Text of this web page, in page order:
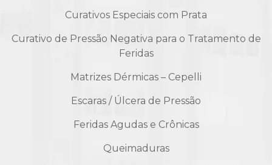
Curativos Especiais com Prata
Curativo de Pressão Negativa para o Tratamento de
Feridas
Matrizes Dérmicas – Cepelli
Escaras / Úlcera de Pressão
Feridas Agudas e Crônicas
Queimaduras